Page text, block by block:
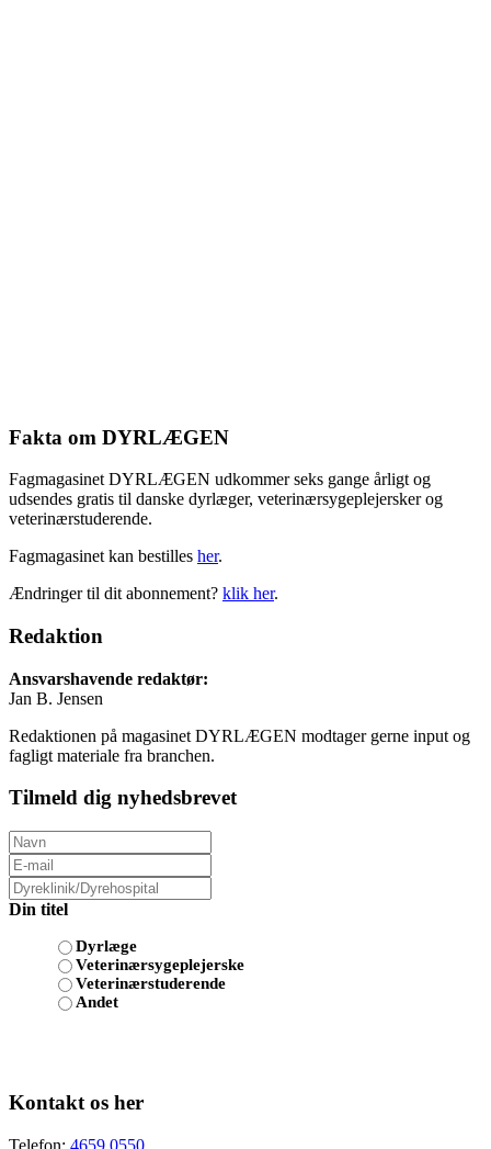
Fakta om DYRLÆGEN
Fagmagasinet DYRLÆGEN udkommer seks gange årligt og
udsendes gratis til danske dyrlæger, veterinærsygeplejersker og
veterinærstuderende.
Fagmagasinet kan bestilles her.
Ændringer til dit abonnement? klik her.
Redaktion
Ansvarshavende redaktør:
Jan B. Jensen
Redaktionen på magasinet DYRLÆGEN modtager gerne input og
fagligt materiale fra branchen.
Tilmeld dig nyhedsbrevet
Din titel
Dyrlæge
Veterinærsygeplejerske
Veterinærstuderende
Andet
Kontakt os her
Telefon: 4659 0550